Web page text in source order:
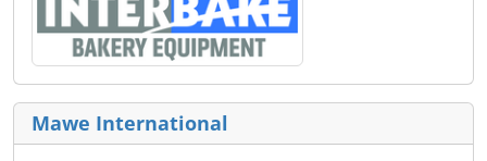
Mawe International